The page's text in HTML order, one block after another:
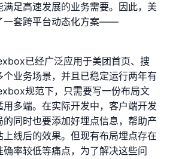
满足高速发展的业务需要。因此，美
一套跨平台动态化方案——
已经广泛应用于美团首页、搜
个业务场景，并且已稳定运行两年有
规范下，只需要写一份布局文
用多端。在实际开发中，客户端开发
的同时也要添加好埋点信息，帮助产
上线后的效果。但现有布局埋点存在
确率较低等痛点，为了解决这些问